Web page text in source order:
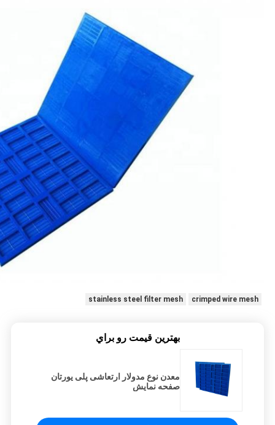
crimped wire mesh
stainless steel filter mesh
بهترين قيمت رو براي
معدن نوع مدولار ارتعاشی پلی یورتان
صفحه نمایش